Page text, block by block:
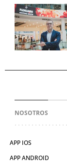
NOSOTROS
APP IOS
APP ANDROID